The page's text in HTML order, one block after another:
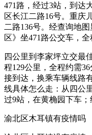
471路，经过3站，到达
区长江二路16号。重庆
二路136号。经查询地
区》坐471路公交车，全
四公里到李家坪立交最
程129公里，全程约需
接到达，换乘车辆线路
线具体怎么走：从四公
过9站，在黄桷园下车；
渝北区木耳镇有疫情吗